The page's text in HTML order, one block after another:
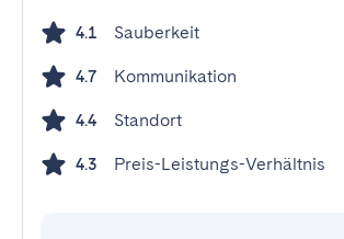
4.1 Sauberkeit
4.7 Kommunikation
4.4 Standort
4.3 Preis-Leistungs-Verhältnis